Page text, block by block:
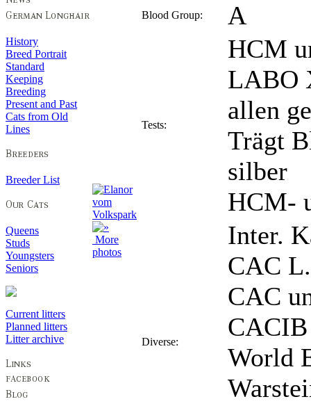
History
Breed Portrait
Standard
Keeping
Breeding
Present and Past
Cats from Old
Lines
Breeder List
Queens
Studs
Youngsters
Seniors
Current litters
Planned litters
Litter archive
More
photos
Blood Group: A
Tests:
HCM
LABO
allen
Trägt
silber
HCM-
Diverse:
Inter.
CAC
CAC
World